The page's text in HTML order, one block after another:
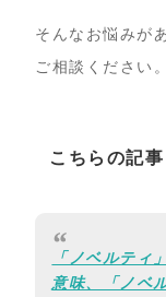
そんなお悩みが
ご相談ください。
こちらの記
「ノベルティ
意味、「ノベ